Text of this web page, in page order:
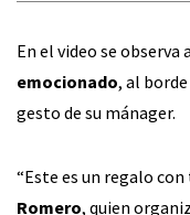
En el video se observa a
emocionado, al
gesto de su mánager.
“Este es un regalo
Romero, quien